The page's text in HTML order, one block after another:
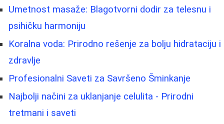
Umetnost masaže: Blagotvorni dodir za telesnu i
psihičku harmoniju
Koralna voda: Prirodno rešenje za bolju hidrataciju i
zdravlje
Profesionalni Saveti za Savršeno Šminkanje
Najbolji načini za uklanjanje celulita - Prirodni
tretmani i saveti